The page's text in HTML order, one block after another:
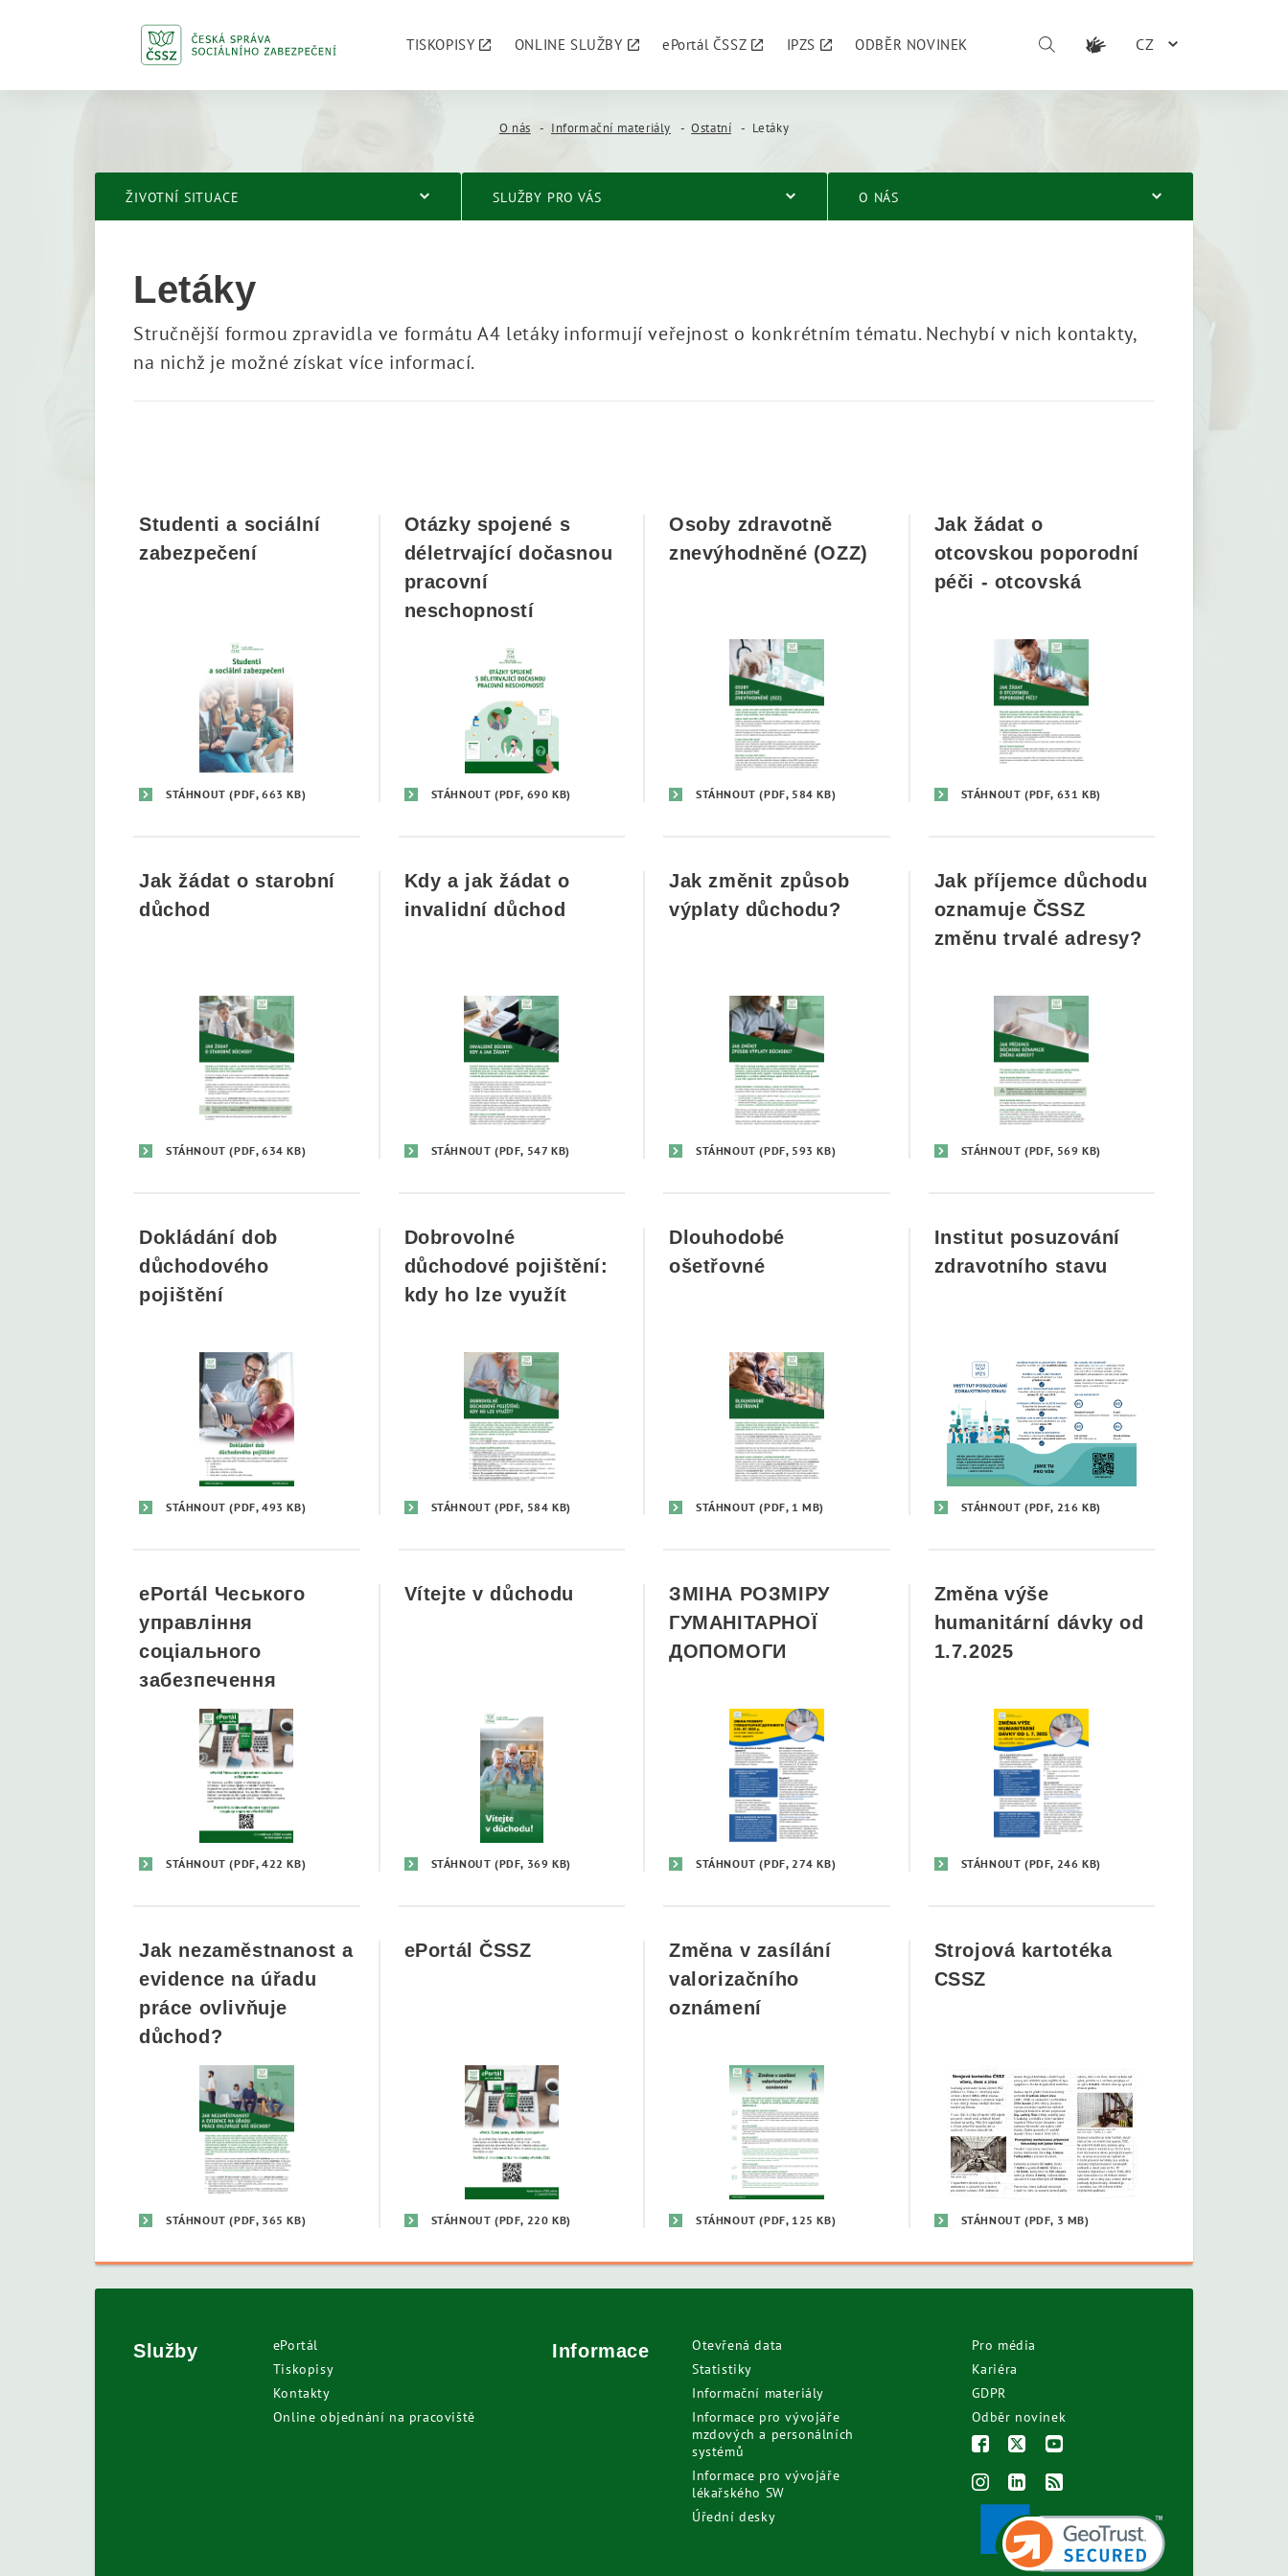
TISKOPISY ONLINE SLUŽBY ePortál ČSSZ IPZS ODBĚR NOVINEK CZ
O nás Informační materiály Ostatní Letáky
ŽIVOTNÍ SITUACE SLUŽBY PRO VÁS O NÁS
Letáky
Stručnější formou zpravidla ve formátu A4 letáky informují veřejnost o konkrétním tématu. Nechybí v nich kontakty,
na nichž je možné získat více informací.
Studenti a sociální
zabezpečení
STÁHNOUT(PDF, 663 KB)
Otázky spojené s
déletrvající dočasnou
pracovní
neschopností
STÁHNOUT (PDF, 690 KB)
Osoby zdravotně
znevýhodněné (OZZ)
STÁHNOUT(PDF, 584 KB)
Jak žádat o
otcovskou poporodní
péči - otcovská
STÁHNOUT (PDF, 631 KB)
Jak žádat o starobní
důchod
STÁHNOUT(PDF, 634 KB)
Kdy a jak žádat o
invalidní důchod
STÁHNOUT (PDF, 547 KB)
Jak změnit způsob
výplaty důchodu?
STÁHNOUT(PDF, 593 KB)
Jak příjemce důchodu
oznamuje ČSSZ
změnu trvalé adresy?
STÁHNOUT (PDF, 569 KB)
Dokládání dob
důchodového
pojištění
STÁHNOUT(PDF, 493 KB)
Dobrovolné
důchodové pojištění:
kdy ho lze využít
STÁHNOUT (PDF, 584 KB)
Dlouhodobé
ošetřovné
STÁHNOUT(PDF, 1 MB)
Institut posuzování
zdravotního stavu
STÁHNOUT (PDF, 216 KB)
ePortál Чеського
управління
соціального
забезпечення
STÁHNOUT(PDF, 422 KB)
Vítejte v důchodu
STÁHNOUT (PDF, 369 KB)
ЗМІНА РОЗМІРУ
ГУМАНІТАРНОЇ
ДОПОМОГИ
STÁHNOUT(PDF, 274 KB)
Změna výše
humanitární dávky od
1.7.2025
STÁHNOUT (PDF, 246 KB)
Jak nezaměstnanost a
evidence na úřadu
práce ovlivňuje
důchod?
STÁHNOUT(PDF, 365 KB)
ePortál ČSSZ
STÁHNOUT (PDF, 220 KB)
Změna v zasílání
valorizačního
oznámení
STÁHNOUT(PDF, 125 KB)
Strojová kartotéka
CSSZ
STÁHNOUT (PDF, 3 MB)
Služby
ePortál
Tiskopisy
Kontakty
Online objednání na pracoviště
Informace
Otevřená data
Statistiky
Informační materiály
Informace pro vývojáře
mzdových a personálních
systémů
Informace pro vývojáře
lékařského SW
Úřední desky
Pro média
Kariéra
GDPR
Odběr novinek